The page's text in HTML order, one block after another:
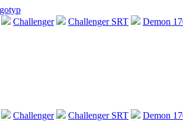
Challenger Challenger SRT Demon
Challenger Challenger SRT Demon